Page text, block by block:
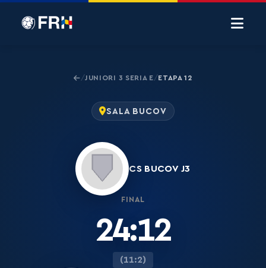
/JUNIORI 3 SERIA E/ETAPA 12
SALA BUCOV
CS BUCOV J3
FINAL
24:12
(11:2)